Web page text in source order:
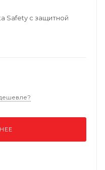
Safety с защитной